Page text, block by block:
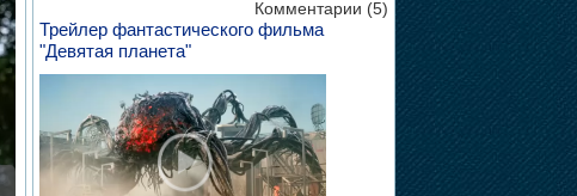
Комментарии (5)
Трейлер фантастического фильма
"Девятая планета"